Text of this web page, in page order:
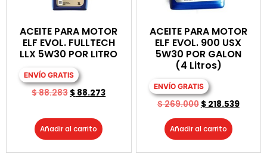
ACEITE PARA MOTOR
ELF EVOL. FULLTECH
LLX 5W30 POR LITRO
ENVÍO GRATIS
$88.283$ 88.273
Añadir al carrito
ACEITE PARA MOTOR
ELF EVOL. 900 USX
5W30 POR GALON
(4 Litros)
ENVÍO GRATIS
$269.000 $218.539
Añadir al carrito